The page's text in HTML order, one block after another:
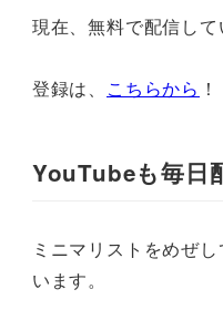
現在、無料で配信して
登録は、 こちらから ！
YouTubeも毎日
ミニマリストをめぜ
います。